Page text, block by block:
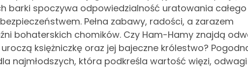
barki spoczywa odpowiedzialność uratowania całego
Pełna zabawy, radości, a zarazem
bohaterskich chomików. Czy Ham-Hamy znajdą
księżniczkę oraz jej bajeczne królestwo?
najmłodszych, która podkreśla wartość więzi, odwagi